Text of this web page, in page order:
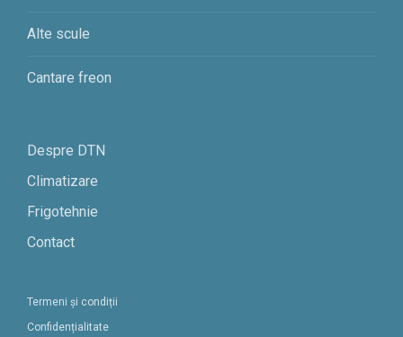
Alte scule
Cantare freon
Despre DTN
Climatizare
Frigotehnie
Contact
Termeni și condiții
Confidențialitate